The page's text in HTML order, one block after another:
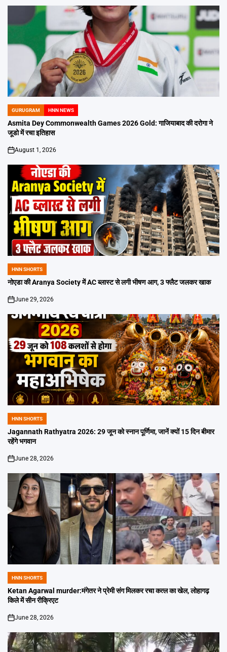
POSTED
IN
GURUGRAM HNN NEWS
Asmita Dey Commonwealth Games 2026 Gold: गाजियाबाद की दरोगा ने
जूडो में रचा इतिहास
on
August 1, 2026
POSTED
IN
HNN SHORTS
नोएडा की Aranya Society में AC ब्लास्ट से लगी भीषण आग, 3 फ्लैट जलकर खाक
on
June 29, 2026
POSTED
IN
HNN SHORTS
Jagannath Rathyatra 2026: 29 जून को स्नान पूर्णिमा, जानें क्यों 15 दिन बीमार
रहेंगे भगवान
on
June 28, 2026
POSTED
IN
HNN SHORTS
Ketan Agarwal murder:मंगेतर ने प्रेमी संग मिलकर रचा कत्ल का खेल, लोहागढ़
किले में सीन रीक्रिएट
on
June 28, 2026